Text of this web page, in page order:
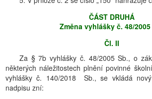
ČÁST DRUHÁ
Změna vyhlášky č. 48/2005
Čl. II
Za § 7b vyhlášky č. 48/2005 Sb., o
některých náležitostech plnění povinné
vyhlášky č. 140/2018 Sb., se vkládá
nadpisu zní: